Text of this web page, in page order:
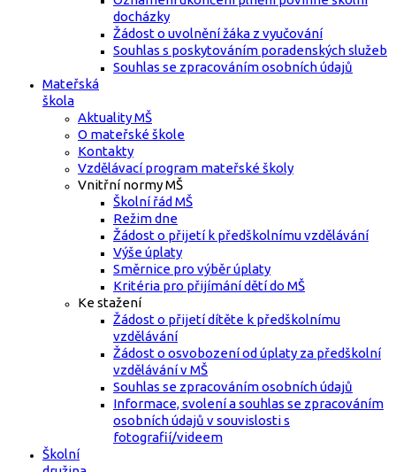
docházky
Žádost o uvolnění žáka z vyučování
Souhlas s poskytováním poradenských služeb
Souhlas se zpracováním osobních údajů
Mateřská
škola
Aktuality MŠ
O mateřské škole
Kontakty
Vzdělávací program mateřské školy
Vnitřní normy MŠ
Školní řád MŠ
Režim dne
Žádost o přijetí k předškolnímu vzdělávání
Výše úplaty
Směrnice pro výběr úplaty
Kritéria pro přijímání dětí do MŠ
Ke stažení
Žádost o přijetí dítěte k předškolnímu
vzdělávání
Žádost o osvobození od úplaty za předškolní
vzdělávání v MŠ
Souhlas se zpracováním osobních údajů
Informace, svolení a souhlas se zpracováním
osobních údajů v souvislosti s
fotografií/videem
Školní